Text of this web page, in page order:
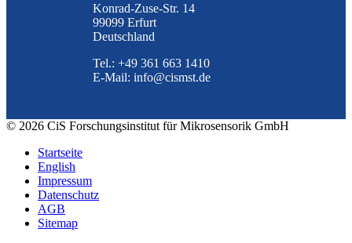
Konrad-Zuse-Str. 14
99099 Erfurt
Deutschland
Tel.: +49 361 663 1410
E-Mail: info@cismst.de
© 2026 CiS Forschungsinstitut für Mikrosensorik GmbH
Startseite
English
Impressum
Datenschutz
AGB
Sitemap